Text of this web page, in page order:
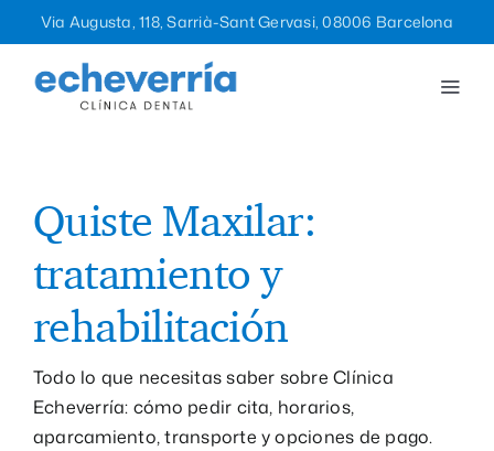
Saltar
al
contenido
Via Augusta, 118, Sarrià-Sant Gervasi, 08006 Barcelona
La clínica
Equipo
Blog
Contacto
Quiste Maxilar:
tratamiento y
rehabilitación
Todo lo que necesitas saber sobre Clínica
Echeverría: cómo pedir cita, horarios,
aparcamiento, transporte y opciones de pago.